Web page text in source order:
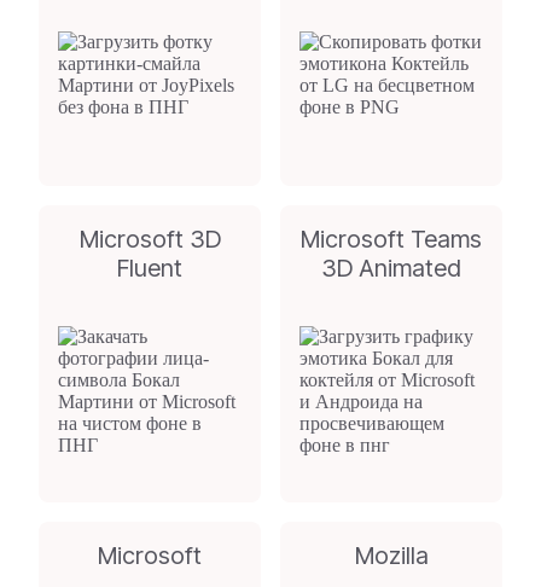
Microsoft 3D
Fluent
Microsoft Teams
3D Animated
Microsoft Mozilla